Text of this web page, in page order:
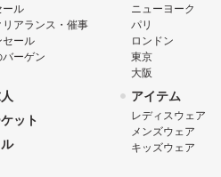
ール
アランス・催事
ール
ーゲン
ット
ニューヨーク
パリ
ロンドン
東京
大阪
アイテム
レディスウェア
メンズウェア
キッズウェア